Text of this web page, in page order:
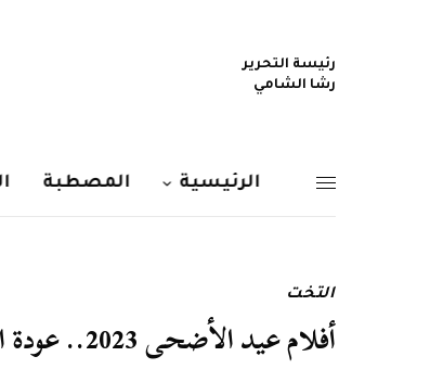
رئيسة التحرير
رشا الشامي
الرئيسية المصطبة
التخت
أفلام عيد الأضحى 2023.. عودة الكبار وثنائيات لأول مرة